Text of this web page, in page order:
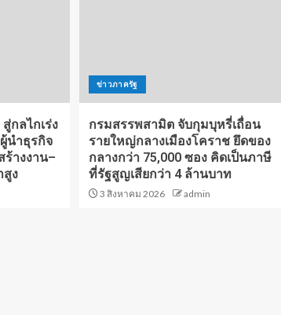
กลไกเร่ง
นำธุรกิจ
ร้างงาน–
สูง
ข่าวภาครัฐ
กรมสรรพสามิต จับกุมบุหรี่เถื่อน
รายใหญ่กลางเมืองโคราช ยึดของ
กลางกว่า 75,000 ซอง คิดเป็นภาษี
ที่รัฐสูญเสียกว่า 4 ล้านบาท
3 สิงหาคม 2026 admin